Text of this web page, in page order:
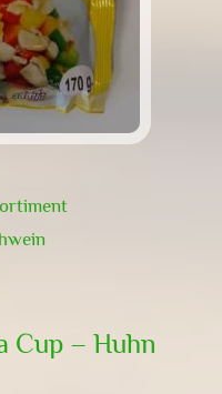
Cup – Huhn